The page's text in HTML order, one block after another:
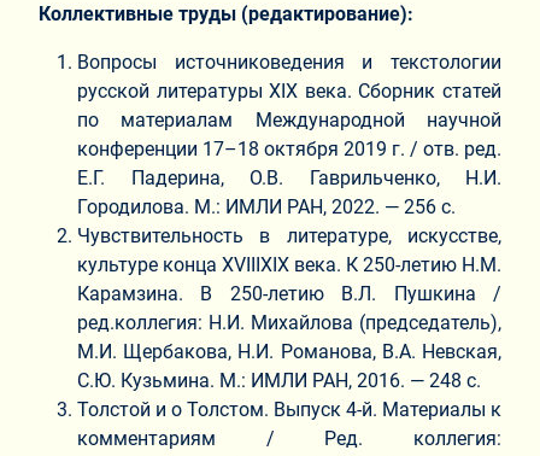
Коллективные труды (редактирование):
Вопросы источниковедения и текстологии
русской литературы XIX века. Сборник статей
по материалам Международной научной
конференции 17–18 октября 2019 г. / отв. ред.
Е.Г. Падерина, О.В. Гаврильченко, Н.И.
Городилова. М.: ИМЛИ РАН, 2022. — 256 с.
Чувствительность в литературе, искусстве,
культуре конца XVIIIXIX века. К 250-летию Н.М.
Карамзина. В 250-летию В.Л. Пушкина /
ред.коллегия: Н.И. Михайлова (председатель),
М.И. Щербакова, Н.И. Романова, В.А. Невская,
С.Ю. Кузьмина. М.: ИМЛИ РАН, 2016. — 248 с.
Толстой и о Толстом. Выпуск 4-й. Материалы к
комментариям / Ред. коллегия: